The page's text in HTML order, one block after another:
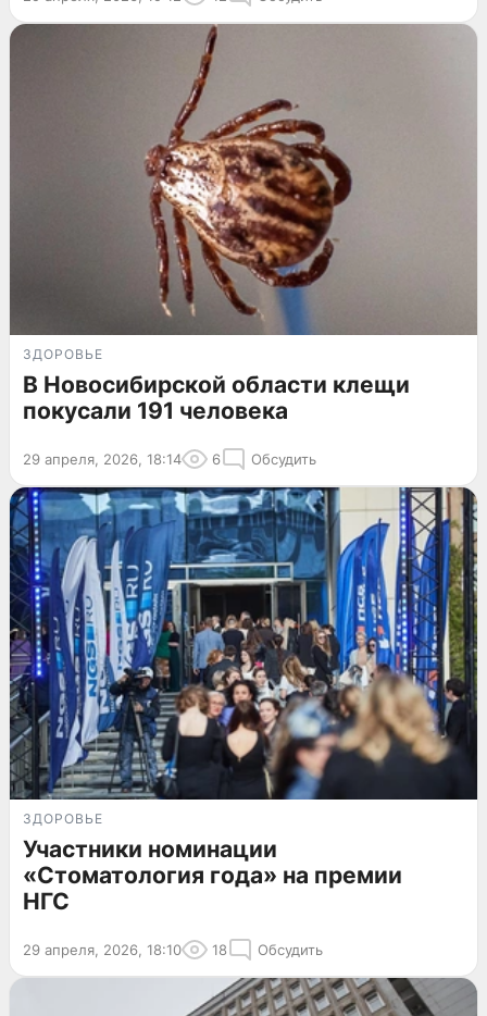
ЗДОРОВЬЕ
В Новосибирской области клещи
покусали 191 человека
29 апреля, 2026, 18:14 6 Обсудить
ЗДОРОВЬЕ
Участники номинации
«Стоматология года» на премии
НГС
29 апреля, 2026, 18:10 18 Обсудить